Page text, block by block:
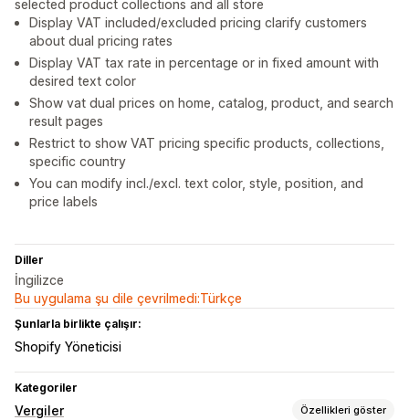
selected product collections and all store
Display VAT included/excluded pricing clarify customers
about dual pricing rates
Display VAT tax rate in percentage or in fixed amount with
desired text color
Show vat dual prices on home, catalog, product, and search
result pages
Restrict to show VAT pricing specific products, collections,
specific country
You can modify incl./excl. text color, style, position, and
price labels
Diller
İngilizce
Bu uygulama şu dile çevrilmedi:Türkçe
Şunlarla birlikte çalışır:
Shopify Yöneticisi
Kategoriler
Vergiler Özellikleri göster